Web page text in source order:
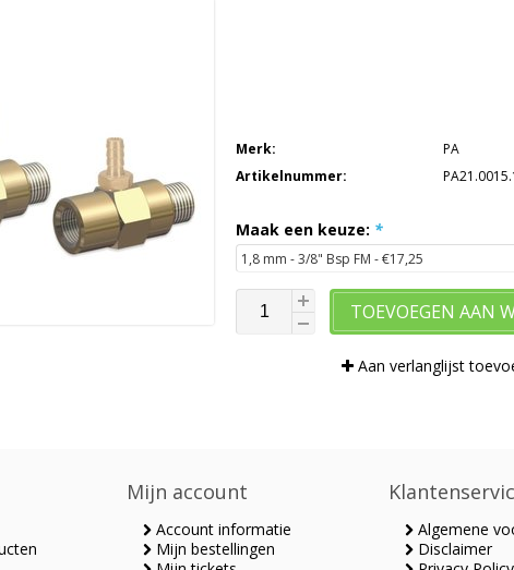
Merk:
PA
Artikelnummer:
Maak een keuze: *
TOEVOEGEN AAN
Aan verlanglijst
Mijn account
Account informatie
Mijn bestellingen
Algemene
Disclaimer